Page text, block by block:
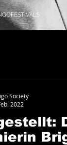
Society
2022